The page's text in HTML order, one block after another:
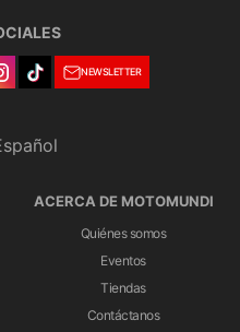
NEWSLETTER
ACERCA DE MOTOMUNDI
Quiénes somos
Eventos
Tiendas
Contáctanos